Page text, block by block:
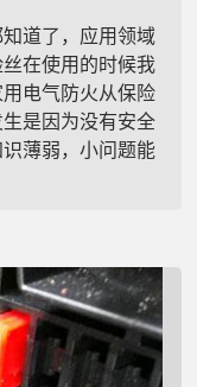
道了，应用领域
在使用的时候我
电气防火从保险
是因为没有安全
薄弱，小问题能